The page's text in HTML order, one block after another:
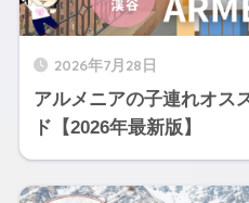
2026年7月28日
アルメニアの子連れオス
ド【2026年最新版】